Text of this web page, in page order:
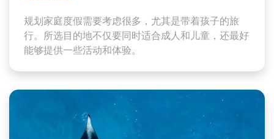
规划家庭度假需要考虑很多，尤其是带着孩子的旅
行。所选目的地不仅要同时适合成人和儿童，还最好
能够提供一些活动和体验。